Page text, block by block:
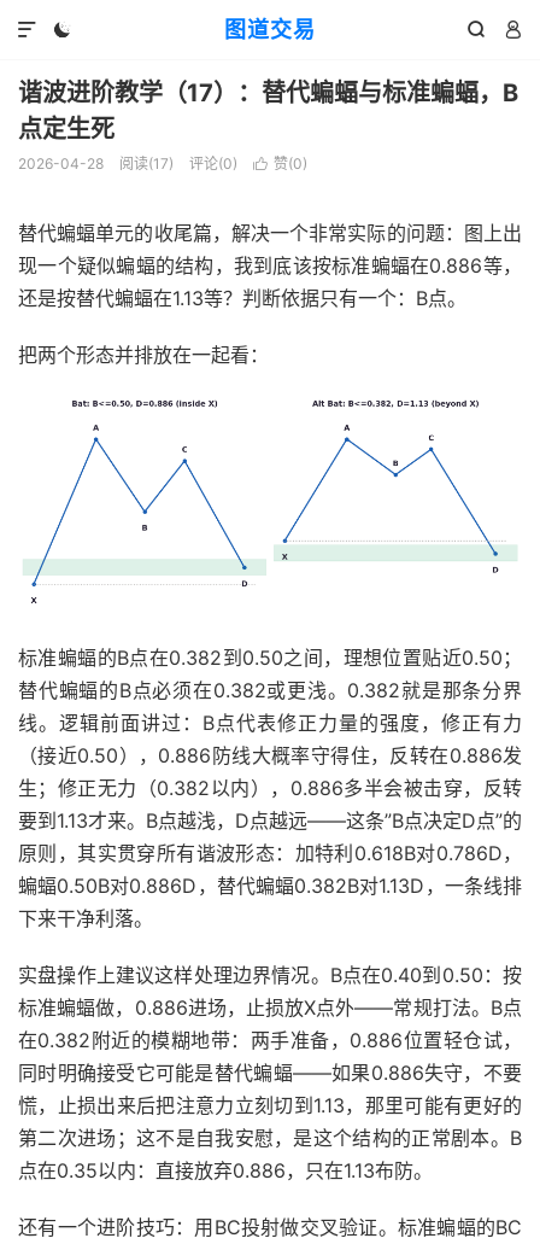
图道交易
  

谐波进阶教学（17）：替代蝙蝠与标准蝙蝠，B
点定生死
2026-04-28 阅读(17) 评论(0)  赞(0)
替代蝙蝠单元的收尾篇，解决一个非常实际的问题：图上出
现一个疑似蝙蝠的结构，我到底该按标准蝙蝠在0.886等，
还是按替代蝙蝠在1.13等？判断依据只有一个：B点。
把两个形态并排放在一起看：
标准蝙蝠的B点在0.382到0.50之间，理想位置贴近0.50；
替代蝙蝠的B点必须在0.382或更浅。0.382就是那条分界
线。逻辑前面讲过：B点代表修正力量的强度，修正有力
（接近0.50），0.886防线大概率守得住，反转在0.886发
生；修正无力（0.382以内），0.886多半会被击穿，反转
要到1.13才来。B点越浅，D点越远——这条”B点决定D点”的
原则，其实贯穿所有谐波形态：加特利0.618B对0.786D，
蝙蝠0.50B对0.886D，替代蝙蝠0.382B对1.13D，一条线排
下来干净利落。
实盘操作上建议这样处理边界情况。B点在0.40到0.50：按
标准蝙蝠做，0.886进场，止损放X点外——常规打法。B点
在0.382附近的模糊地带：两手准备，0.886位置轻仓试，
同时明确接受它可能是替代蝙蝠——如果0.886失守，不要
慌，止损出来后把注意力立刻切到1.13，那里可能有更好的
第二次进场；这不是自我安慰，是这个结构的正常剧本。B
点在0.35以内：直接放弃0.886，只在1.13布防。
还有一个进阶技巧：用BC投射做交叉验证。标准蝙蝠的BC